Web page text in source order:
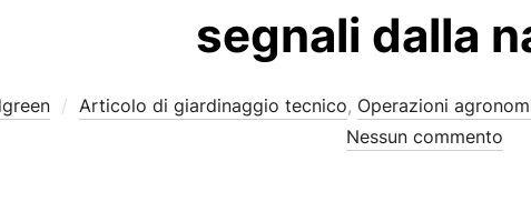
segnali dalla
Articolo di giardinaggio tecnico, Operazioni
Nessun commento